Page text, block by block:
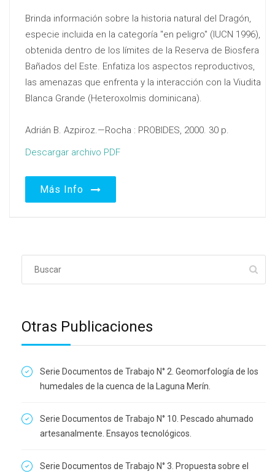
Brinda información sobre la historia natural del Dragón,
especie incluida en la categoría "en peligro" (IUCN 1996),
obtenida dentro de los límites de la Reserva de Biosfera
Bañados del Este. Enfatiza los aspectos reproductivos,
las amenazas que enfrenta y la interacción con la Viudita
Blanca Grande (Heteroxolmis dominicana).
Adrián B. Azpiroz.—Rocha : PROBIDES, 2000. 30 p.
Descargar archivo PDF
Más Info
Otras Publicaciones
Serie Documentos de Trabajo N° 2. Geomorfología de los
humedales de la cuenca de la Laguna Merín.
Serie Documentos de Trabajo N° 10. Pescado ahumado
artesanalmente. Ensayos tecnológicos.
Serie Documentos de Trabajo N° 3. Propuesta sobre el